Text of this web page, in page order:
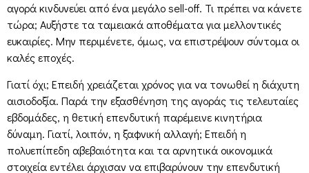
αγορά κινδυνεύει από ένα μεγάλο sell-off. Τι πρέπει να κάνετε
τώρα; Αυξήστε τα ταμειακά αποθέματα για μελλοντικές
ευκαιρίες. Μην περιμένετε, όμως, να επιστρέψουν σύντομα οι
καλές εποχές.
Γιατί όχι; Επειδή χρειάζεται χρόνος για να τονωθεί η διάχυτη
αισιοδοξία. Παρά την εξασθένηση της αγοράς τις τελευταίες
εβδομάδες, η θετική επενδυτική παρέμεινε κινητήρια
δύναμη. Γιατί, λοιπόν, η ξαφνική αλλαγή; Επειδή η
πολυεπίπεδη αβεβαιότητα και τα αρνητικά οικονομικά
στοιχεία εντέλει άρχισαν να επιβαρύνουν την επενδυτική